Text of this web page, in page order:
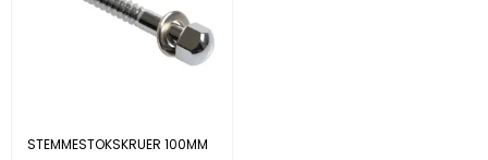
STEMMESTOKSKRUER 100MM